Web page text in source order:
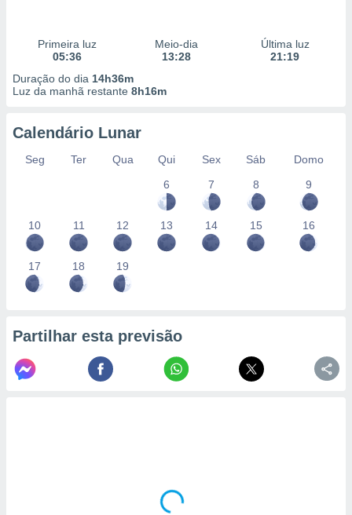
Primeira luz
05:36
Meio-dia
13:28
Última luz
21:19
Duração do dia 14h36m
Luz da manhã restante 8h16m
Calendário Lunar
Seg Ter Qua Qui Sex Sáb
Domo
6
7 8 9
10 11 12 13 14 15 16
17 18 19
Partilhar esta previsão